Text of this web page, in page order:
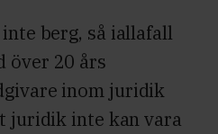
berg, så iallafall
över 20 års
inom juridik
juridik inte kan vara